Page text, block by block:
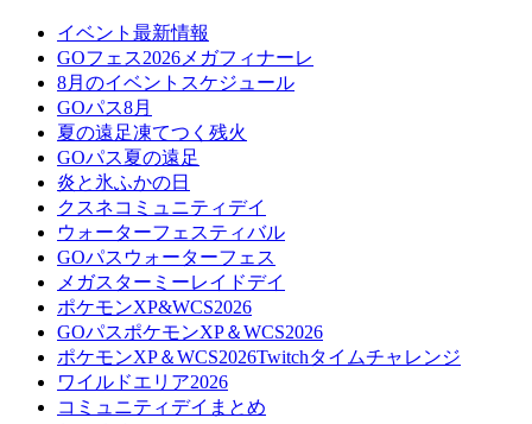
イベント最新情報
GOフェス2026メガフィナーレ
8月のイベントスケジュール
GOパス8月
夏の遠足凍てつく残火
GOパス夏の遠足
炎と氷ふかの日
クスネコミュニティデイ
ウォーターフェスティバル
GOパスウォーターフェス
メガスターミーレイドデイ
ポケモンXP&WCS2026
GOパスポケモンXP＆WCS2026
ポケモンXP＆WCS2026Twitchタイムチャレンジ
ワイルドエリア2026
コミュニティデイまとめ